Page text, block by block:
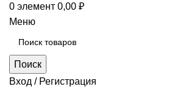
0 элемент 0,00 ₽
Меню
Поиск
Вход / Регистрация